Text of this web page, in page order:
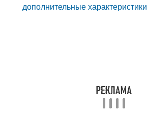
дополнительные характеристики